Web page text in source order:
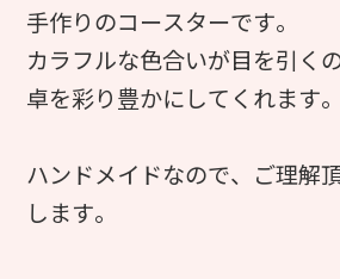
手作りのコースターです。
カラフルな色合いが目を引く
卓を彩り豊かにしてくれます。
ハンドメイドなので、ご理解
します。